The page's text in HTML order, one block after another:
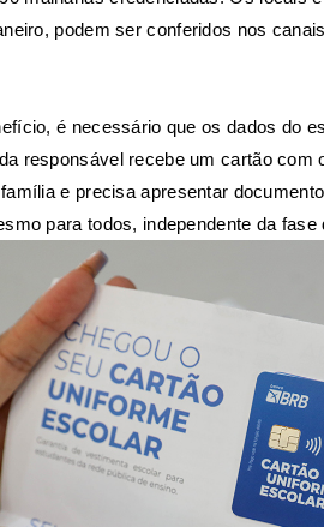
podem ser conferidos nos
é necessário que os dados do
responsável recebe um cartão
e precisa apresentar
para todos, independente da